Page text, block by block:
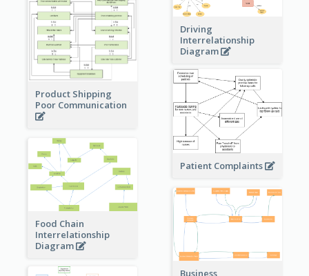
Driving
Interrelationship
Diagram
Product Shipping
Poor Communication
Patient Complaints
Food Chain
Interrelationship
Diagram
Business